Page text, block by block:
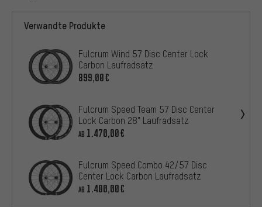
Verwandte Produkte
Fulcrum Wind 57 Disc Center Lock
Carbon Laufradsatz
899,00€
Fulcrum Speed Team 57 Disc Center
Lock Carbon 28" Laufradsatz
AB 1.470,00€
Fulcrum Speed Combo 42/57 Disc
Center Lock Carbon Laufradsatz
AB 1.400,00€